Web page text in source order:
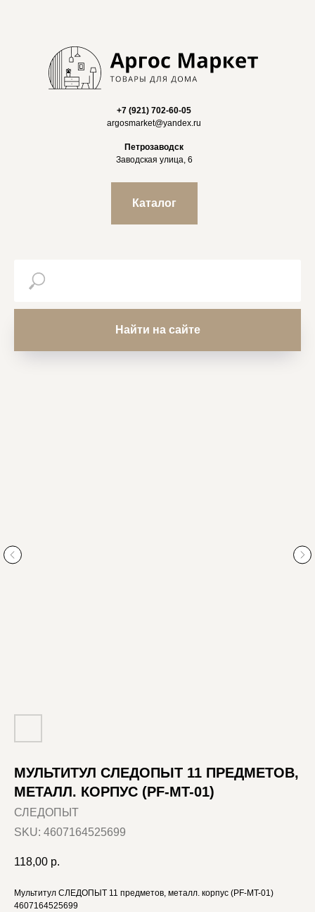
+7 (921) 702-60-05
argosmarket@yandex.ru
Петрозаводск
Заводская улица, 6
Каталог
Найти на сайте
МУЛЬТИТУЛ СЛЕДОПЫТ 11 ПРЕДМЕТОВ,
МЕТАЛЛ. КОРПУС (PF-MT-01)
СЛЕДОПЫТ
SKU: 4607164525699
118,00 р.
Мультитул СЛЕДОПЫТ 11 предметов, металл. корпус (PF-MT-01)
4607164525699